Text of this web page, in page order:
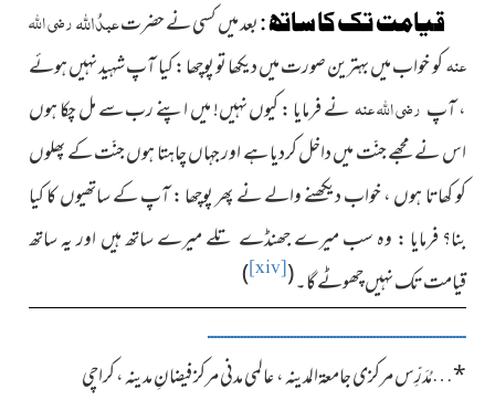
قیامت تک کا ساتھ :بعد میں کسی نے حضرتعبدُاللہرضی اللہ
عنہکو خواب میں بہترین صورت میں دیکھا تو پوچھا : کیا آپ شہید نہیں ہوئے
، آپ رضی اللہ عنہنے فرمایا : کیوں نہیں! میں اپنے رب سے مل چکا ہوں
اس نے مجھے جنّت میں داخل کردیا ہے اور جہاں چاہتا ہوں جنّت کے پھلوں
کو کھاتا ہوں ، خواب دیکھنے والے نے پھر پوچھا : آپ کے ساتھیوں کا کیا
بنا؟ فرمایا : وہ سب میرے جھنڈے تلے میرے ساتھ ہیں اور یہ ساتھ
قیامت تک نہیں چھوٹے گا۔(
[xiv]
)
ــــــــــــــــــــــــــــــــــــــــــــــــــــــــــــــــــــــــــــــ
*
…مُدَرِّس مرکزی جامعۃالمدینہ ، عالمی مدنی مرکز فیضانِ مدینہ ، کراچی